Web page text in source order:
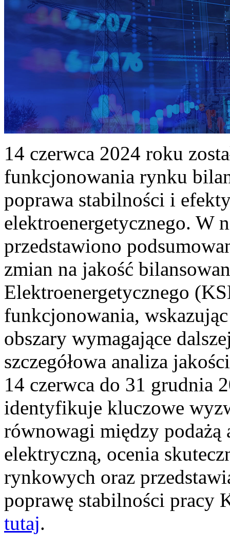
14 czerwca 2024 roku
funkcjonowania rynku
poprawa stabilności i
elektroenergetycznego. W
przedstawiono
zmian na jakość
Elektroenergetycznego
funkcjonowania,
obszary wymagające
szczegółowa analiza
14 czerwca do 31 grudnia
identyfikuje kluczowe
równowagi między podażą
elektryczną, ocenia
rynkowych oraz
poprawę stabilności pracy
tutaj.